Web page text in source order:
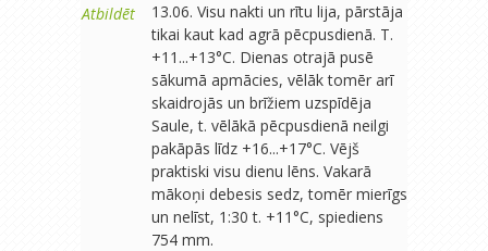
Atbildēt
13.06. Visu nakti un rītu lija, pārstāja
tikai kaut kad agrā pēcpusdienā. T.
+11...+13°C. Dienas otrajā pusē
sākumā apmācies, vēlāk tomēr arī
skaidrojās un brīžiem uzspīdēja
Saule, t. vēlākā pēcpusdienā neilgi
pakāpās līdz +16...+17°C. Vējš
praktiski visu dienu lēns. Vakarā
mākoņi debesis sedz, tomēr mierīgs
un nelīst, 1:30 t. +11°C, spiediens
754 mm.